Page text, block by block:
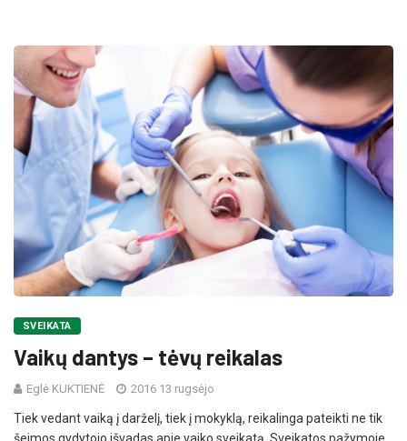
SVEIKATA
Vaikų dantys – tėvų reikalas
Eglė KUKTIENĖ 2016 13 rugsėjo
Tiek vedant vaiką į darželį, tiek į mokyklą, reikalinga pateikti ne tik
šeimos gydytojo išvadas apie vaiko sveikatą. Sveikatos pažymoje